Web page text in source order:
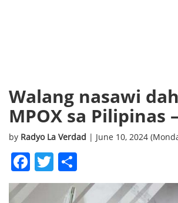
Walang nasawi
MPOX sa Pilipinas
by Radyo La Verdad | June 10, 2024
Facebook
Twitter